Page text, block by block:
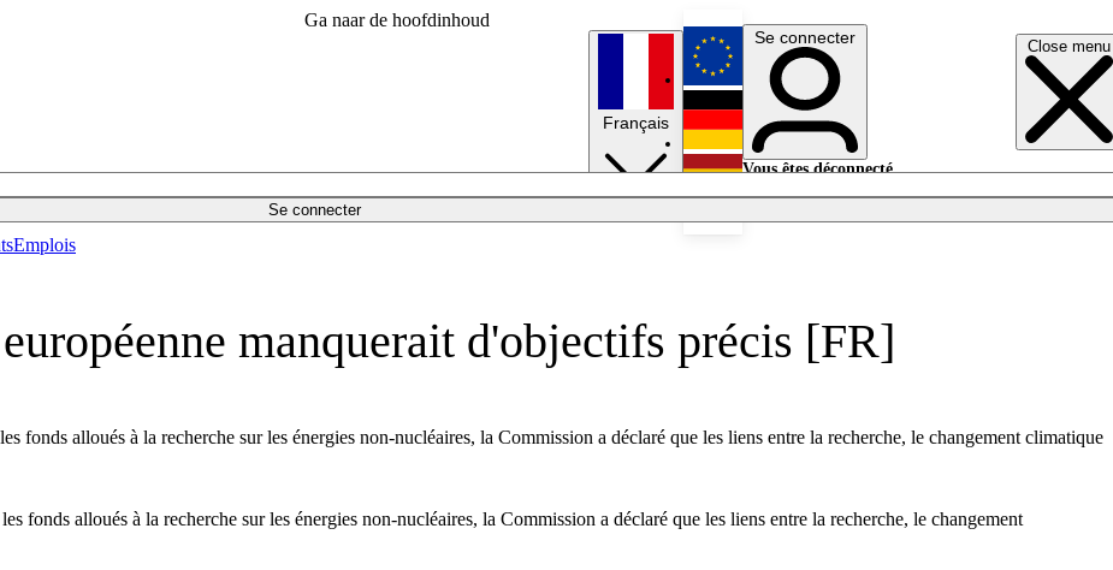
Ga naar de hoofdinhoud
Close menu
Se connecter
Emplois
Français
English
Deutsch
Se connecter
Vous êtes déconnecté.
manquerait d'objectifs précis [FR]
fonds alloués à la recherche sur les énergies non-nucléaires, la Commission a déclaré que les liens entre la recherche, le changement climatique
fonds alloués à la recherche sur les énergies non-nucléaires, la Commission a déclaré que les liens entre la recherche, le changement